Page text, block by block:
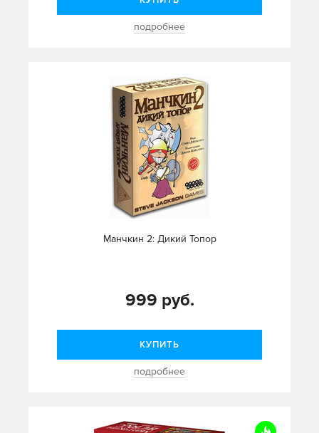
подробнее
Манчкин 2: Дикий Топор
999 руб.
КУПИТЬ
подробнее